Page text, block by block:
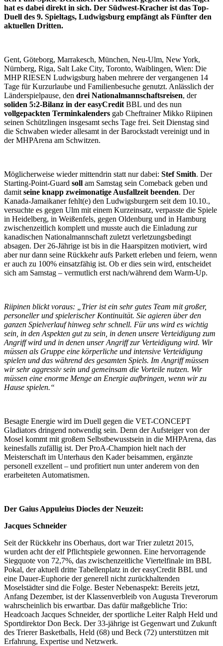
hat es dabei direkt in sich. Der Südwest-Kracher ist das Top-
Duell des 9. Spieltags, Ludwigsburg empfängt als Fünfter den
aktuellen Dritten.
Gent, Göteborg, Marrakesch, München, Neu-Ulm, New York,
Nürnberg, Riga, Salt Lake City, Toronto, Waiblingen, Wien: Die
MHP RIESEN Ludwigsburg haben mehrere der vergangenen 14
Tage für Kurzurlaube und Familienbesuche genutzt. Anlässlich der
Länderspielpause, den drei Nationalmannschaftsreisen, der
soliden 5:2-Bilanz in der easyCredit BBL und des nun
vollgepackten Terminkalenders gab Cheftrainer Mikko Riipinen
seinen Schützlingen insgesamt sechs Tage frei. Seit Dienstag sind
die Schwaben wieder allesamt in der Barockstadt vereinigt und in
der MHPArena am Schwitzen.
Möglicherweise wieder mittendrin statt nur dabei: Stef Smith. Der
Starting-Point-Guard soll am Samstag sein Comeback geben und
damit seine knapp zweimonatige Ausfallzeit beenden. Der
Kanada-Jamaikaner fehlt(e) den Ludwigsburgern seit dem 10.10.,
versuchte es gegen Ulm mit einem Kurzeinsatz, verpasste die Spiele
in Heidelberg, in Weißenfels, gegen Oldenburg und in Hamburg
zwischenzeitlich komplett und musste auch die Einladung zur
kanadischen Nationalmannschaft zuletzt verletzungsbedingt
absagen. Der 26-Jährige ist bis in die Haarspitzen motiviert, wird
aber nur dann seine Rückkehr aufs Parkett erleben und feiern, wenn
er auch zu 100% einsatzfähig ist. Ob er dies sein wird, entscheidet
sich am Samstag – vermutlich erst nach/während dem Warm-Up.
Riipinen blickt voraus: „Trier ist ein sehr gutes Team mit großer,
personeller und spielerischer Kontinuität. Sie agieren über den
ganzen Spielverlauf hinweg sehr schnell. Für uns wird es wichtig
sein, in den Aspekten gut zu sein, in denen unsere Verteidigung zum
Angriff wird und in denen unser Angriff zur Verteidigung wird. Wir
müssen als Gruppe eine körperliche und intensive Verteidigung
spielen und das während des gesamten Spiels. Im Angriff müssen
wir sehr aggressiv sein und gemeinsam die Vorteile nutzen. Wir
müssen eine enorme Menge an Energie aufbringen, wenn wir zu
Hause spielen.“
Besagte Energie wird im Duell gegen die VET-CONCEPT
Gladiators dringend notwendig sein. Denn der Aufsteiger von der
Mosel kommt mit großem Selbstbewusstsein in die MHPArena, das
keinesfalls zufällig ist. Der ProA-Champion hielt nach der
Meisterschaft im Unterhaus den Kader beisammen, ergänzte
personell exzellent – und profitiert nun unter anderem von den
erarbeiteten Automatismen.
Der Gaius Appuleius Diocles der Neuzeit:
Jacques Schneider
Seit der Rückkehr ins Oberhaus, dort war Trier zuletzt 2015,
wurden acht der elf Pflichtspiele gewonnen. Eine hervorragende
Siegquote von 72,7%, das zwischenzeitliche Viertelfinale im BBL
Pokal, der aktuell dritte Tabellenplatz in der easyCredit BBL und
eine Dauer-Euphorie der generell nicht zurückhaltenden
Moselstädter sind die Folge. Bester Nebenaspekt: Bereits jetzt,
Anfang Dezember, ist der Klassenverbleib von Augusta Treverorum
wahrscheinlich bis erwartbar. Das dafür maßgebliche Trio:
Headcoach Jacques Schneider, der sportliche Leiter Ralph Held und
Sportdirektor Don Beck. Der 33-jährige ist Gegenwart und Zukunft
des Trierer Basketballs, Held (68) und Beck (72) unterstützen mit
Erfahrung, Expertise und Netzwerk.